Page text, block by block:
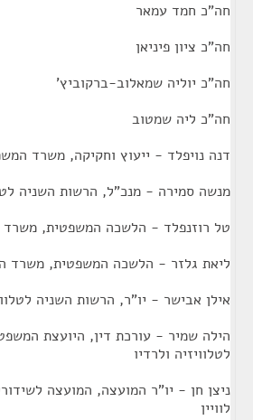
חה"כ חמד עמאר
חה"כ ציון פיניאן
חה"כ יוליה שמאלוב-ברקוביץ'
חה"כ ליה שמטוב
דנה נויפלד - ייעוץ וחקיקה, משרד
מנשה סמירה - מנכ"ל, הרשות השניה
טל רוזנפלד - הלשכה המשפטית,
ליאת גלזר - הלשכה המשפטית, משרד
אילן אבישר - יו"ר, הרשות השניה
הילה שמיר - עורכת דין, היועצת
לטלוויזיה ולרדיו
ניצן חן - יו"ר המועצה, המועצה
לוויין